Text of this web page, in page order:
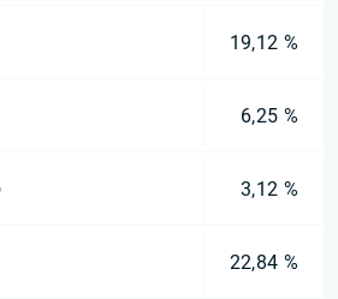
19,12 %
6,25 %
3,12 %
22,84 %